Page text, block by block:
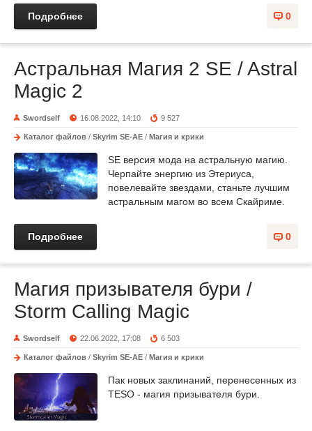
0
Подробнее
Астральная Магия 2 SE / Astral
Magic 2
Swordself 16.08.2022, 14:10 9 527
Каталог файлов / Skyrim SE-AE / Магия и крики
SE версия мода на астральную магию.
Черпайте энергию из Этериуса,
повелевайте звездами, станьте лучшим
астральным магом во всем Скайриме.
0
Подробнее
Магия призывателя бури /
Storm Calling Magic
Swordself 22.06.2022, 17:08 6 503
Каталог файлов / Skyrim SE-AE / Магия и крики
Пак новых заклинаний, перенесенных из
TESO - магия призывателя бури.